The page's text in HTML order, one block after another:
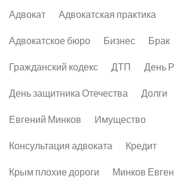
Адвокат Адвокатская практика
Адвокатское бюро Бизнес Брак
Гражданский кодекс ДТП День
День защитника Отечества Долги
Евгений Минков Имущество
Консультация адвоката Кредит
Крым плохие дороги Минков